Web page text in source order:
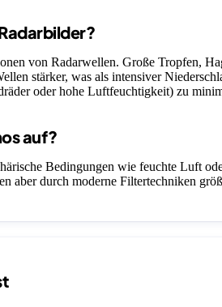
von Radarwellen. Große Tropfen,
stärker, was als intensiver
oder hohe Luftfeuchtigkeit) zu
auf?
Bedingungen wie feuchte Luft
aber durch moderne Filtertechniken